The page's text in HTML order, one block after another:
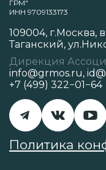
ГРМ"
ИНН 9709133173
109004, г.Москва,
Таганский,
Дирекция
info@grmos.ru,
+7 (499) 322−01−64
Политика